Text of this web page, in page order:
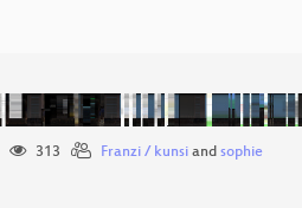
313 Franzi / kunsiand sophie